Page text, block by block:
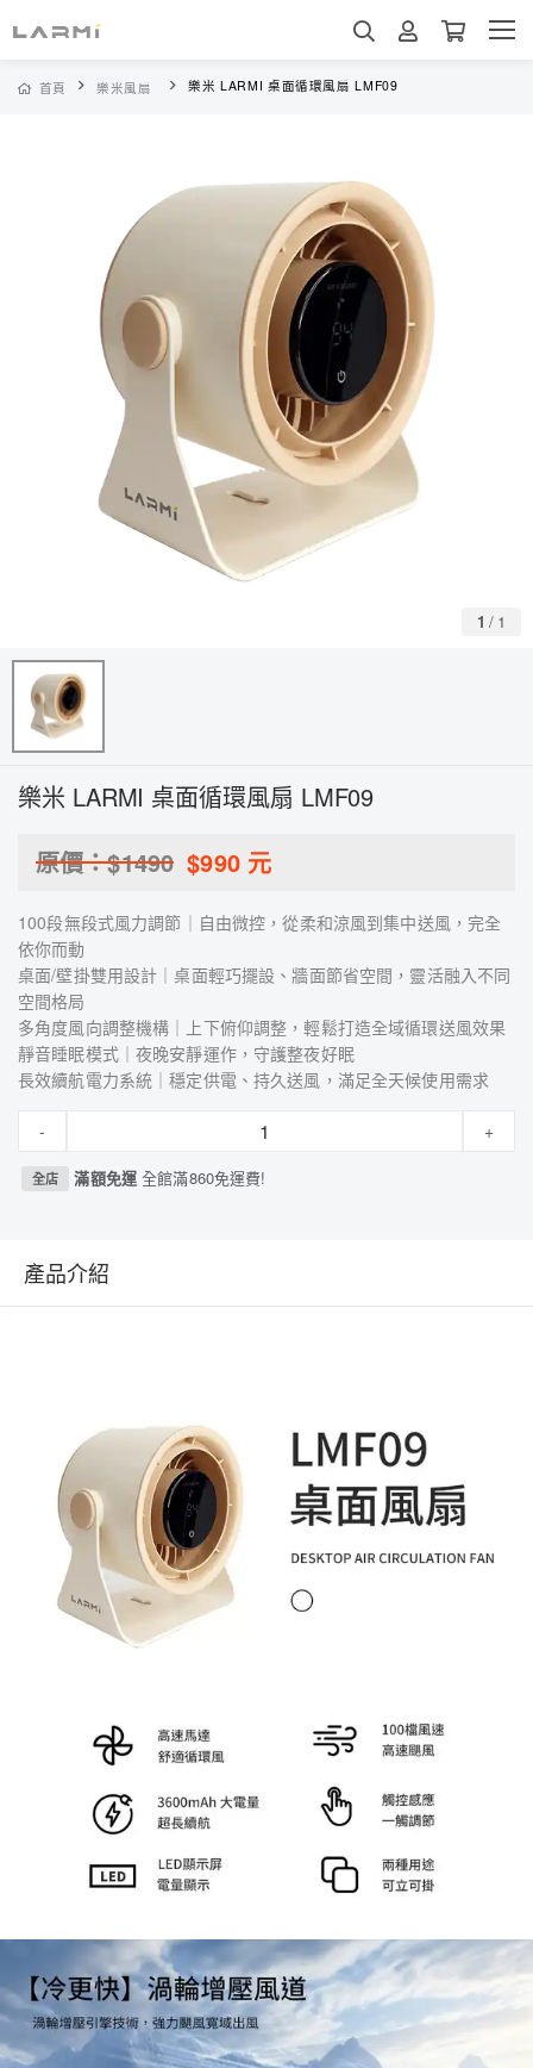
首頁 樂米風扇 樂米 LARMI 桌面循環風扇 LMF09
1 / 1
樂米 LARMI 桌面循環風扇 LMF09
原價：$1490 $990元
100段無段式風力調節｜自由微控，從柔和涼風到集中送風，完全
依你而動
桌面/壁掛雙用設計｜桌面輕巧擺設、牆面節省空間，靈活融入不同
空間格局
多角度風向調整機構｜上下俯仰調整，輕鬆打造全域循環送風效果
靜音睡眠模式｜夜晚安靜運作，守護整夜好眠
長效續航電力系統｜穩定供電、持久送風，滿足全天候使用需求
- +
全店 滿額免運全館滿860免運費!
產品介紹